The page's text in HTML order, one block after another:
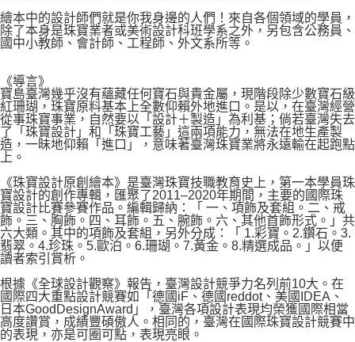
繪本中的設計師們就是你我身邊的人們！來自各個領域的學員，
除了本身是珠寶業者或美術設計科班學系之外，另包含公務員、
國中小教師、會計師、工程師、外文系所等。
《導言》
寶島臺灣幾乎沒有蘊藏任何寶石與貴金屬，現階段除少數寶石級
紅珊瑚，珠寶原料基本上全數仰賴外地進口。是以，在臺灣經營
從事珠寶事業，自然要以「設計＋製造」為利基；倘若臺灣失去
了「珠寶設計」和「珠寶工藝」這兩項能力，無法在地生產製
造，一昧地仰賴「進口」，意味著臺灣珠寶業將永遠輸在起跑點
上。
《珠寶設計原創繪本》是臺灣珠寶技職教育史上，第一本學員珠
寶設計的創作專輯，匯聚了2011–2020年期間，主要的國際珠
寶設計比賽參賽作品。編輯歸納：「 一、項飾及套組。二、戒
飾。三、胸飾。四、耳飾。五、腕飾。六、其他首飾形式。」共
六大類。其中的項飾及套組，另外分成：「 1.彩寶。2.鑽石。3.
翡翠。4.珍珠。5.歐泊。6.珊瑚。7.黃金。8.精選成品。」以便
讀者索引賞析。
根據《全球設計觀察》報告，臺灣設計競爭力名列前10大。在
國際四大重點設計競賽如「德國iF、德國reddot、美國IDEA、
日本GoodDesignAward」，臺灣各項設計表現均榮獲國際相當
高度讚賞，成績豐碩傲人。相同的，臺灣在國際珠寶設計競賽中
的表現，亦是可圈可點，表現亮眼。